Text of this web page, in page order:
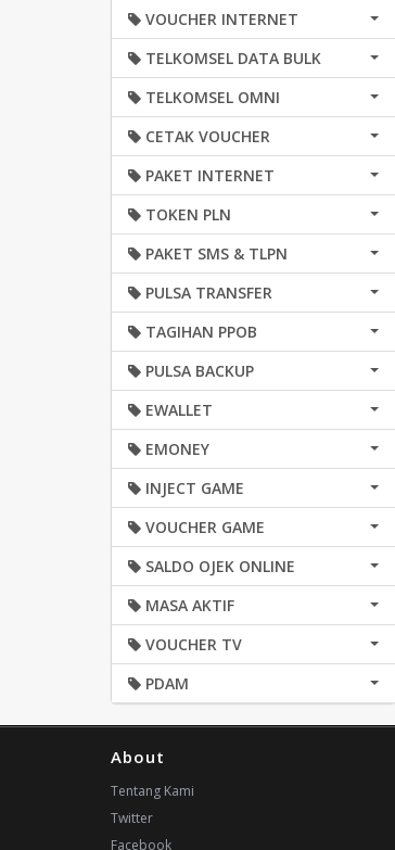
VOUCHER INTERNET
TELKOMSEL DATA BULK
TELKOMSEL OMNI
CETAK VOUCHER
PAKET INTERNET
TOKEN PLN
PAKET SMS & TLPN
PULSA TRANSFER
TAGIHAN PPOB
PULSA BACKUP
EWALLET
EMONEY
INJECT GAME
VOUCHER GAME
SALDO OJEK ONLINE
MASA AKTIF
VOUCHER TV
PDAM
About
Tentang Kami
Twitter
Facebook